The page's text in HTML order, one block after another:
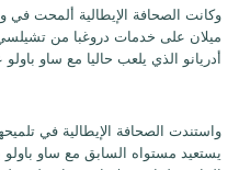
وكانت الصحافة الإيطالية ألمحت في
ميلان على خدمات دروغبا من تشيلسي
أدريانو الذي يلعب حاليا مع ساو
واستندت الصحافة الإيطالية في
يستعيد مستواه السابق مع ساو باولو